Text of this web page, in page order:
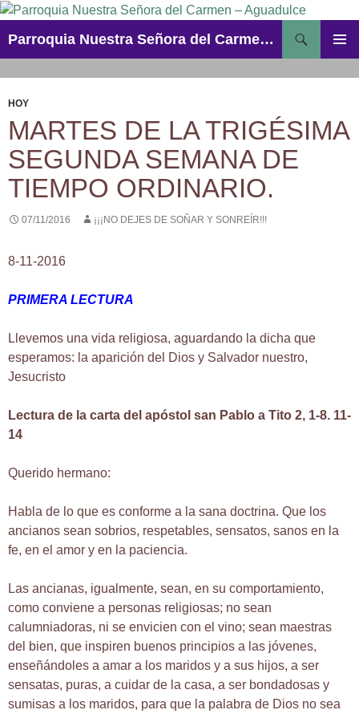
Saltar
contenido
Parroquia Nuestra Señora del Carmen – Aguadulce
HOY
MARTES DE LA TRIGÉSIMA
SEGUNDA SEMANA DE
TIEMPO ORDINARIO.
07/11/2016 ¡¡¡NO DEJES DE SOÑAR Y SONREÍR!!!
8-11-2016
PRIMERA LECTURA
Llevemos una vida religiosa, aguardando la dicha que
esperamos: la aparición del Dios y Salvador nuestro,
Jesucristo
Lectura de la carta del apóstol san Pablo a Tito 2, 1-8. 11-
14
Querido hermano:
Habla de lo que es conforme a la sana doctrina. Que los
ancianos sean sobrios, respetables, sensatos, sanos en la
fe, en el amor y en la paciencia.
Las ancianas, igualmente, sean, en su comportamiento,
como conviene a personas religiosas; no sean
calumniadoras, ni se envicien con el vino; sean maestras
del bien, que inspiren buenos principios a las jóvenes,
enseñándoles a amar a los maridos y a sus hijos, a ser
sensatas, puras, a cuidar de la casa, a ser bondadosas y
sumisas a los maridos, para que la palabra de Dios no sea